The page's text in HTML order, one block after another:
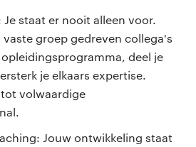
Je staat er nooit alleen voor.
vaste groep gedreven collega's
deel je
je elkaars expertise.
volwaardige
Jouw ontwikkeling staat